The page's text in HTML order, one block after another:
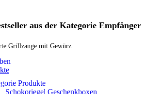
aus der Kategorie Empfänger
Grillzange mit Gewürz
Produkte
Schokoriegel Geschenkboxen